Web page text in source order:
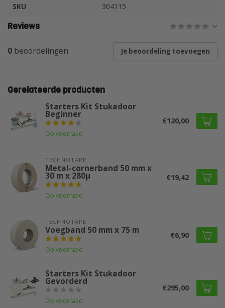
SKU 304115
Reviews
0 beoordelingen Je beoordeling toevoegen
Gerelateerde producten
Starters Kit Stukadoor
Beginner
Op voorraad
€120,00
TECHNOTAPE
Metal-cornerband 50 mm x
30 m x 280µ
Op voorraad
€19,42
TECHNOTAPE
Voegband 50 mm x 75 m
Op voorraad
€6,90
Starters Kit Stukadoor
Gevorderd
Op voorraad
€295,00